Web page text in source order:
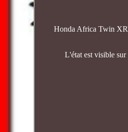
Honda Africa Twin
L'état est visible